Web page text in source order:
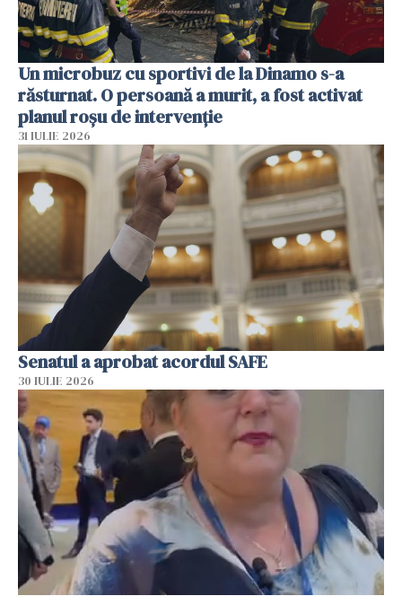
Un microbuz cu sportivi de la Dinamo s-a
răsturnat. O persoană a murit, a fost activat
planul roșu de intervenție
31 IULIE 2026
Senatul a aprobat acordul SAFE
30 IULIE 2026